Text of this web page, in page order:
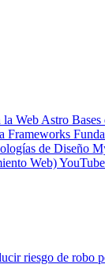
la Web Astro Bases
Frameworks
de Diseño
Web)
riesgo de robo